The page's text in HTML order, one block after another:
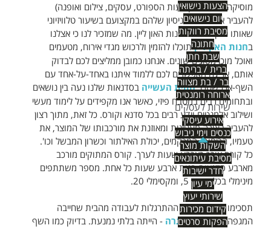
הצעות נישואין
יום נישואים
מסיבת רווקות
חתונה
שבת חתן
ברית / בריתה
בר / בת מצווה
ארוחה רומנטית
שירות לעסקים
אירוע עיסקי
כנסים וימי גיבוש
השקות מוצר
מסיבת עיתונאים
חדר ישיבות
ימי עיון
שירותי יעוץ
קידום מכירות
הפקות סרטים
מוסיקה ובידור, מקצועות הספורט, עסקים, צילום ואופנה)
להעביר את הידע והניסיון שלהם במקצועם בשיעור טלוויזיוני
שאותו ניתן לרכוש בחנות האון ליין. מה שמזכיר לנו כי אצלנו
בחנות האון לייןתוכלו להזמין ולרכוש מגדי אירוח, מטעמים
ואוכל מוכן מסוגים שונים. אנחנו כמובן ממליצים לכם לבדוק
אותם, אך גם מאפשרים לכם ללמוד איתנו באחד-על-אחד עם
השף-ארז שטרן.חווית העשייה בסדנאות שלנו נעה בין נושאים
ובתחומים רבים במטבח פיזי, כאשר אנו מקפידים על לימוד מעשי
ושילוב אלמנטים וידע רבים בכל סדנא וקורס. כל זאת, מתוך רצון
להעביר בצורה מעניינית ומאוזנת את מורכבותו של המוצר, את
טעמיו, הריחות, המרקמים, יכולת האילתור וכשרון המבשל וכו'.
כל קורס אורך כארבע שעות לערך. קורס המתוקים מורכב
מארבע סדנאות בנות ארבע שעות כל אחת. מספר משתתפים
מינימלי בכל סדנה 5, ומקסימלי 20.
תסכימו איתנו שאחרי ההתרגלות לעבודה מהבית שחייבה
המגפה, החזרה לשיגרה - הייתה בלתי נמנעת. בדיוק כמו השף